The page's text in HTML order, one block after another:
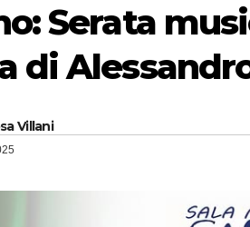
Serata
di
Villani